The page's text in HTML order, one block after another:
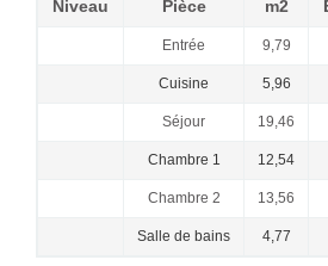
Niveau Pièce m2
Entrée 9,79
Cuisine 5,96
Séjour 19,46
Chambre 1 12,54
Chambre 2 13,56
Salle de bains 4,77